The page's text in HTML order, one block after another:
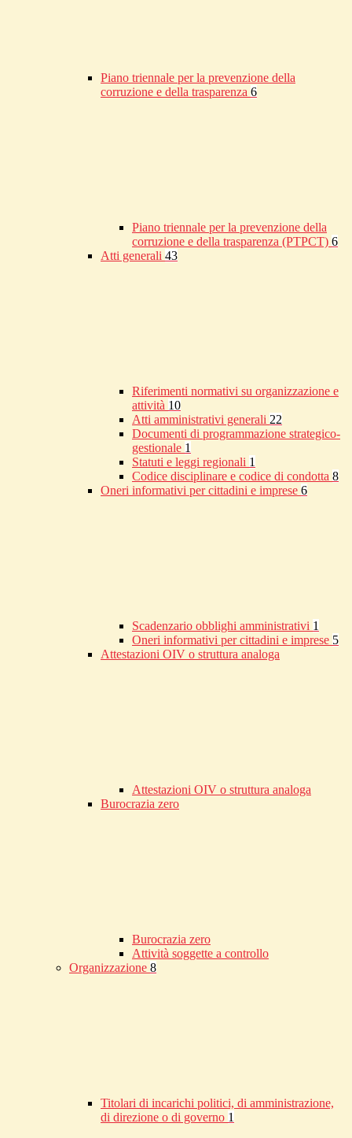
Piano triennale per la prevenzione della
corruzione e della trasparenza 6
Piano triennale per la prevenzione della
corruzione e della trasparenza (PTPCT) 6
Atti generali 43
Riferimenti normativi su organizzazione e
attività 10
Atti amministrativi generali 22
Documenti di programmazione strategico-
gestionale 1
Statuti e leggi regionali 1
Codice disciplinare e codice di condotta 8
Oneri informativi per cittadini e imprese 6
Scadenzario obblighi amministrativi 1
Oneri informativi per cittadini e imprese 5
Attestazioni OIV o struttura analoga
Attestazioni OIV o struttura analoga
Burocrazia zero
Burocrazia zero
Attività soggette a controllo
Organizzazione 8
Titolari di incarichi politici, di amministrazione,
di direzione o di governo 1